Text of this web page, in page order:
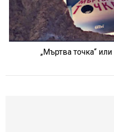
„Мъртва точка“